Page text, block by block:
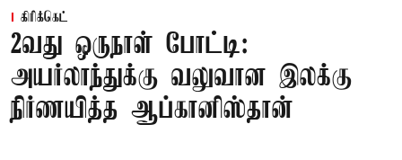
கிரிக்கெட்
2வது ஒருநாள் போட்டி:
அயர்லாந்துக்கு வலுவான இலக்கு
நிர்ணயித்த ஆப்கானிஸ்தான்